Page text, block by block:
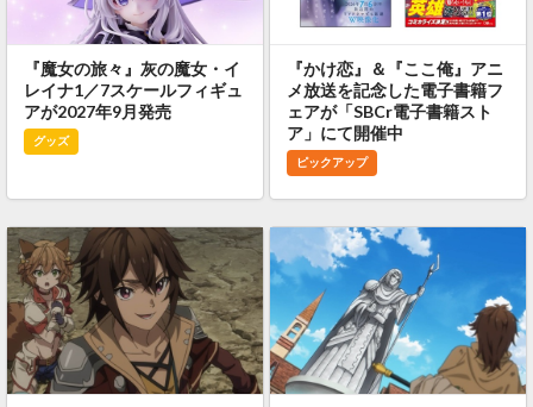
『魔女の旅々』灰の魔女・イ
レイナ1／7スケールフィギュ
アが2027年9月発売
グッズ
『かけ恋』＆『ここ俺』アニ
メ放送を記念した電子書籍フ
ェアが「SBCr電子書籍スト
ア」にて開催中
ピックアップ